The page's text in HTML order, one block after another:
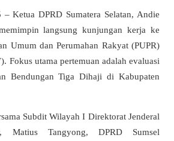
Ketua DPRD Sumatera Selatan, Andie
langsung kunjungan kerja ke
Umum dan Perumahan Rakyat (PUPR)
Fokus utama pertemuan adalah evaluasi
Bendungan Tiga Dihaji di Kabupaten
Subdit Wilayah I Direktorat Jenderal
Matius Tangyong, DPRD Sumsel